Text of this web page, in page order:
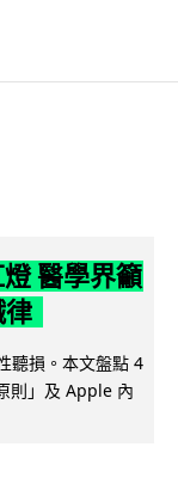
醫學界籲
聽損。本文盤點 4
則」及 Apple 內